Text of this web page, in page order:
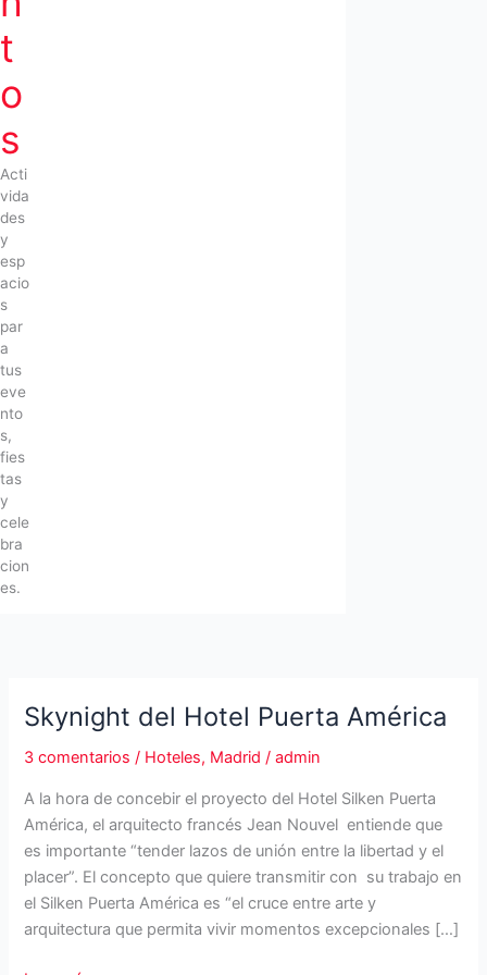
t
o
s
Acti
vida
des
y
esp
acio
s
par
a
tus
eve
nto
s,
fies
tas
y
cele
bra
cion
es.
Skynight del Hotel Puerta América
3 comentarios / Hoteles, Madrid /admin
A la hora de concebir el proyecto del Hotel Silken Puerta
América, el arquitecto francés Jean Nouvel entiende que
es importante “tender lazos de unión entre la libertad y el
placer”. El concepto que quiere transmitir con su trabajo en
el Silken Puerta América es “el cruce entre arte y
arquitectura que permita vivir momentos excepcionales […]